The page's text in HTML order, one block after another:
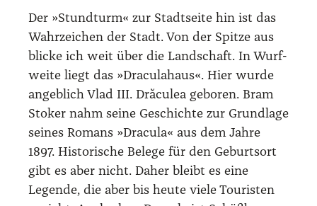
Der »Stund­turm« zur Stadt­sei­te hin ist das
Wahr­zei­chen der Stadt. Von der Spit­ze aus
bli­cke ich weit über die Land­schaft. In Wurf­
wei­te liegt das »Dra­cu­la­haus«. Hier wur­de
angeb­lich Vlad III. Dră­cu­lea gebo­ren. Bram
Sto­ker nahm sei­ne Geschich­te zur Grund­la­ge
sei­nes Romans »Dra­cu­la« aus dem Jah­re
1897. His­to­ri­sche Bele­ge für den Geburts­ort
gibt es aber nicht. Daher bleibt es eine
Legen­de, die aber bis heu­te vie­le Tou­ris­ten